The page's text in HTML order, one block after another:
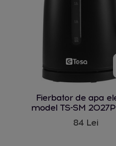
Fierbator de apa
model TS-SM
84 Lei